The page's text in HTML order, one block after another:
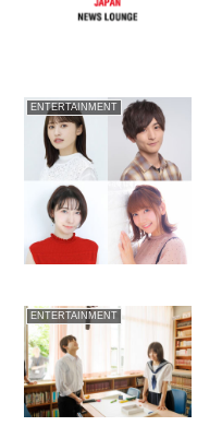
ENTERTAINMENT
ENTERTAINMENT